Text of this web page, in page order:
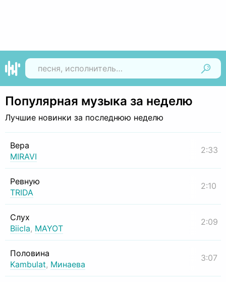
Популярная музыка за неделю
Лучшие новинки за последнюю неделю
Вера
MIRAVI
2:33
Ревную
TRIDA
2:10
Слух
Biicla, MAYOT
2:09
Половина
Kambulat, Минаева
3:07